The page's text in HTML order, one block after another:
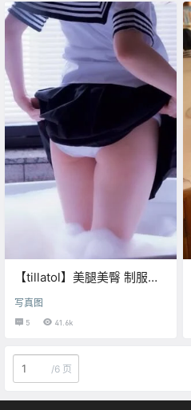
【tillatol】美腿美臀 制服内
写真图
5 41.6k
/6 页